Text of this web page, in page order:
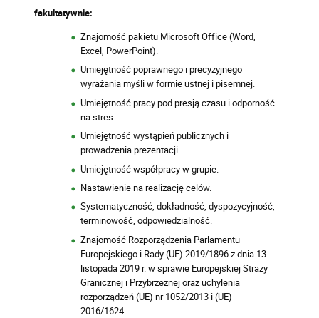
fakultatywnie:
Znajomość pakietu Microsoft Office (Word,
Excel, PowerPoint).
Umiejętność poprawnego i precyzyjnego
wyrażania myśli w formie ustnej i pisemnej.
Umiejętność pracy pod presją czasu i odporność
na stres.
Umiejętność wystąpień publicznych i
prowadzenia prezentacji.
Umiejętność współpracy w grupie.
Nastawienie na realizację celów.
Systematyczność, dokładność, dyspozycyjność,
terminowość, odpowiedzialność.
Znajomość Rozporządzenia Parlamentu
Europejskiego i Rady (UE) 2019/1896 z dnia 13
listopada 2019 r. w sprawie Europejskiej Straży
Granicznej i Przybrzeżnej oraz uchylenia
rozporządzeń (UE) nr 1052/2013 i (UE)
2016/1624.